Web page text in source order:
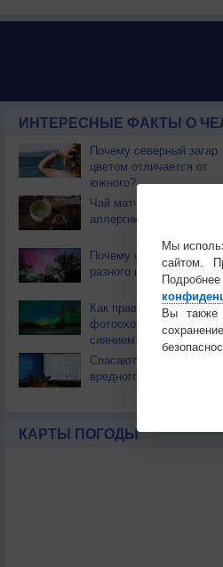
ИНТЕРЕСНЫЕ ФАКТЫ О
Почему северный загар
цветом отличается от
южного?
Чай матча может помочь
аллергикам
Почему северные сияния
разного цвета?
Как правильно вести
фотоохоту за северным
сиянием?
Спасают ли кактусы от
вредного излучения?
КАРТЫ ПОГОДЫ
Мы
сайтом.
Вы также